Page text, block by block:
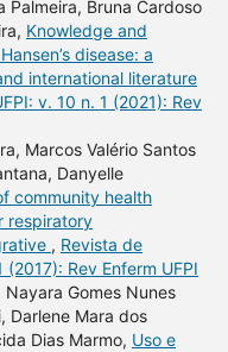
Palmeira, Bruna Cardoso
Knowledge and
disease: a
international literature
v. 10 n. 1 (2021): Rev
Marcos Valério Santos
Danyelle
community health
respiratory
, Revista de
Rev Enferm UFPI
Gomes Nunes
Darlene Mara dos
Dias Marmo, Uso e